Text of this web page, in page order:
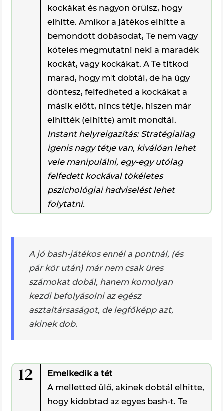
kockákat és nagyon örülsz, hogy
elhitte. Amikor a játékos elhitte a
bemondott dobásodat, Te nem vagy
köteles megmutatni neki a maradék
kockát, vagy kockákat. A Te titkod
marad, hogy mit dobtál, de ha úgy
döntesz, felfedheted a kockákat a
másik előtt, nincs tétje, hiszen már
elhitték (elhitte) amit mondtál.
Instant helyreigazítás: Stratégiailag
igenis nagy tétje van, kiválóan lehet
vele manipulálni, egy-egy utólag
felfedett kockával tökéletes
pszichológiai hadviselést lehet
folytatni.
A jó bash-játékos ennél a pontnál, (és
pár kör után) már nem csak üres
számokat dobál, hanem komolyan
kezdi befolyásolni az egész
asztaltársaságot, de legfőképp azt,
akinek dob.
12
Emelkedik a tét
A melletted ülő, akinek dobtál elhitte,
hogy kidobtad az egyes bash-t. Te